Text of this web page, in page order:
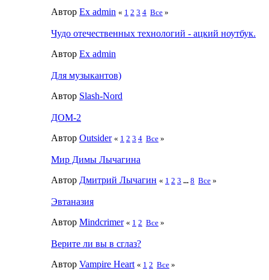
Автор Ex admin « 1 2 3 4 Все »
Чудо отечественных технологий - ацкий ноутбук.
Автор Ex admin
Для музыкантов)
Автор Slash-Nord
ДОМ-2
Автор Outsider « 1 2 3 4 Все »
Мир Димы Лычагина
Автор Дмитрий Лычагин « 1 2 3 ... 8 Все »
Эвтаназия
Автор Mindcrimer « 1 2 Все »
Верите ли вы в сглаз?
Автор Vampire Heart « 1 2 Все »